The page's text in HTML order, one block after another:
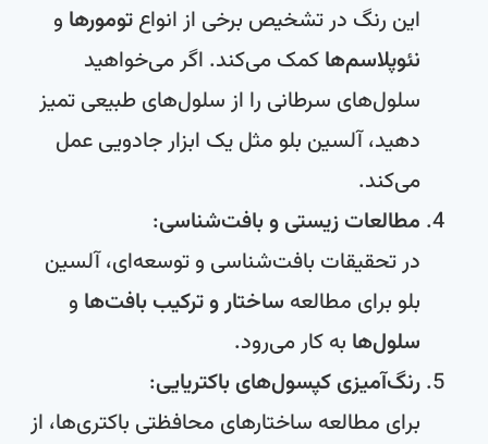
این رنگ در تشخیص برخی از انواعتومورهاو
نئوپلاسم‌هاکمک می‌کند. اگر می‌خواهید
سلول‌های سرطانی را از سلول‌های طبیعی تمیز
دهید، آلسین بلو مثل یک ابزار جادویی عمل
می‌کند.
مطالعات زیستی و بافت‌شناسی:
در تحقیقات بافت‌شناسی و توسعه‌ای، آلسین
بلو برای مطالعهساختار و ترکیب بافت‌هاو
سلول‌هابه کار می‌رود.
رنگ‌آمیزی کپسول‌های باکتریایی:
برای مطالعه ساختارهای محافظتی باکتری‌ها، از